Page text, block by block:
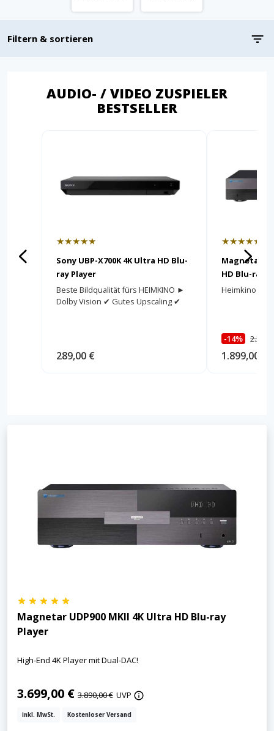
Filtern & sortieren
AUDIO- / VIDEO ZUSPIELER
BESTSELLER
★★★★★
Sony UBP-X700K 4K Ultra HD Blu-
ray Player
Beste Bildqualität fürs HEIMKINO ►
Dolby Vision ✔ Gutes Upscaling ✔
289,00 €
★★★★★
Magnetar
HD Blu-ray
Heimkino in
-14%
1.899,00 €
Magnetar UDP900 MKII 4K Ultra HD Blu-ray
Player
High-End 4K Player mit Dual-DAC!
3.699,00 € 3.890,00 € UVP
inkl. MwSt. Kostenloser Versand